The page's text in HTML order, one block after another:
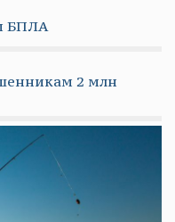
БПЛА
2 млн